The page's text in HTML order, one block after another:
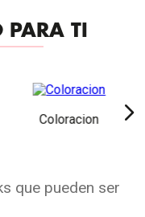
TI
Coloracion
que pueden ser